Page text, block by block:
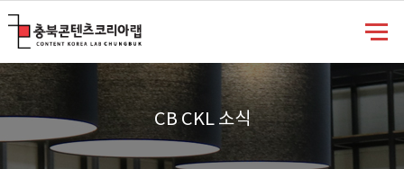
CB CKL 소식